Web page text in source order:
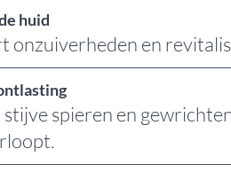
huid
onzuiverheden en
spieren en